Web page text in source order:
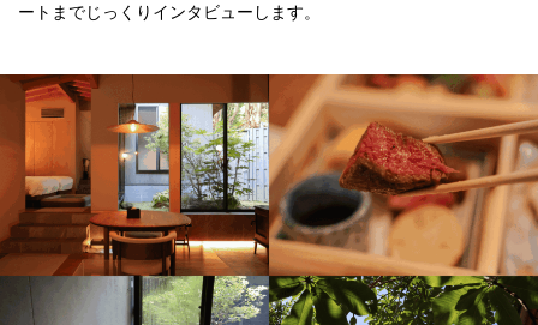
ートまでじっくりインタビューします。